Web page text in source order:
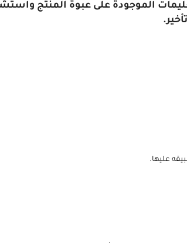
الموجودة على عبوة المنتج
عليها.